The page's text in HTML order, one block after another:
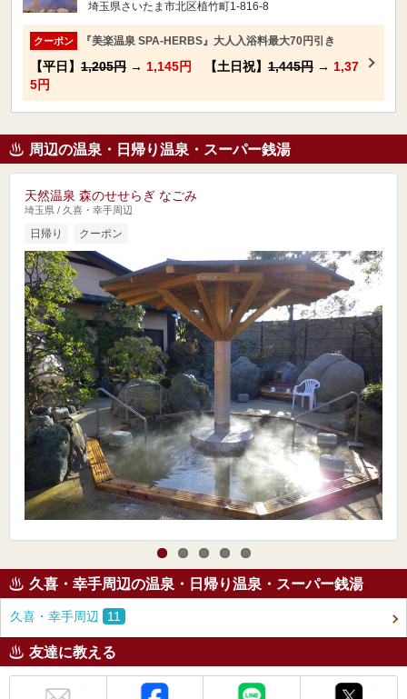
埼玉県さいたま市北区植竹町1-816-8
クーポン 『美楽温泉 SPA-HERBS』大人入浴料最大70円引き
【平日】 1,205円 → 1,145円 【土日祝】 1,445円 → 1,37
5円
周辺の温泉・日帰り温泉・スーパー銭湯
天然温泉 森のせせらぎ なごみ
埼玉県 / 久喜・幸手周辺
日帰り クーポン
久喜・幸手周辺の温泉・日帰り温泉・スーパー銭湯
久喜・幸手周辺 11
友達に教える